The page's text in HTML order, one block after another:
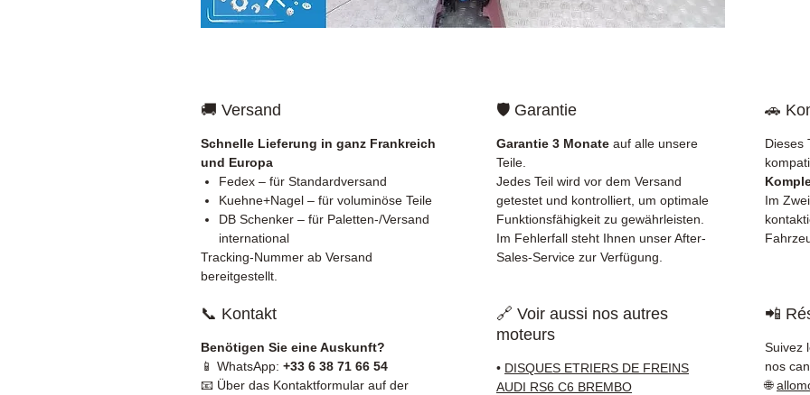
und
✅ 3
✅
📞
38 71
—
🚚 Versand
Schnelle Lieferung in ganz Frankreich
und Europa
Fedex – für Standardversand
Kuehne+Nagel – für voluminöse Teile
DB Schenker – für Paletten-/Versand
international
Tracking-Nummer ab Versand
bereitgestellt.
🛡️ Garantie
Garantie 3 Monate auf alle unsere
Teile.
Jedes Teil wird vor dem Versand
getestet und kontrolliert, um optimale
Funktionsfähigkeit zu gewährleisten.
Im Fehlerfall steht Ihnen unser After-
Sales-Service zur Verfügung.
🚗
Dieses
Im
📞 Kontakt
Benötigen Sie eine Auskunft?
📱 WhatsApp: +33 6 38 71 66 54
📧 Über das Kontaktformular auf der
🔗 Voir aussi nos autres
moteurs
• DISQUES ETRIERS DE FREINS
AUDI RS6 C6 BREMBO
📲
Suivez
nos
🌐